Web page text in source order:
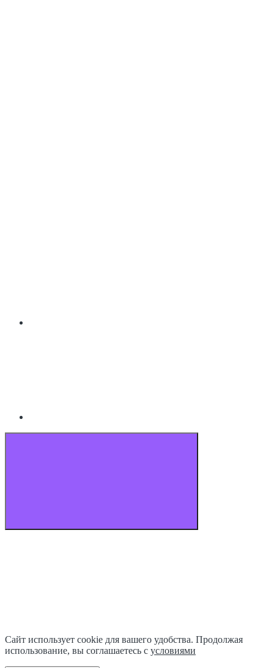
Сайт использует cookie для вашего удобства. Продолжая
использование, вы соглашаетесь с условиями